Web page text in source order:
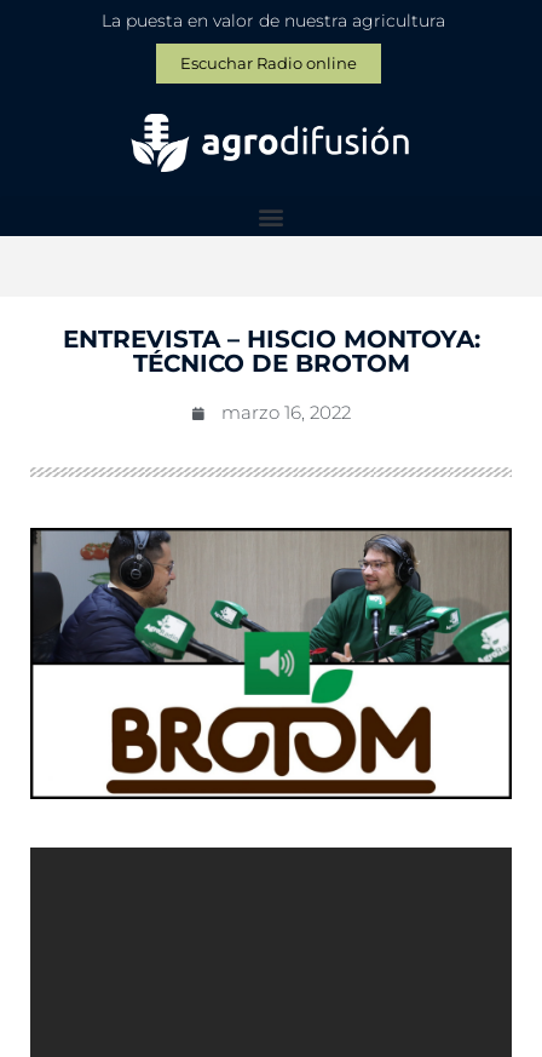
La puesta en valor de nuestra agricultura
Escuchar Radio online
ENTREVISTA – HISCIO MONTOYA:
TÉCNICO DE BROTOM
marzo 16, 2022